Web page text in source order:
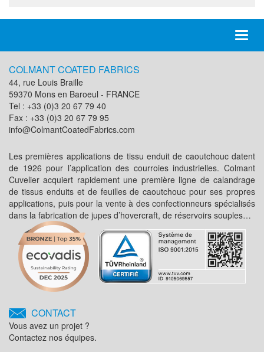
COLMANT COATED FABRICS
44, rue Louis Braille
59370 Mons en Baroeul - FRANCE
Tel : +33 (0)3 20 67 79 40
Fax : +33 (0)3 20 67 79 95
info@ColmantCoatedFabrics.com
Les premières applications de tissu enduit de caoutchouc datent
de 1926 pour l’application des courroies industrielles. Colmant
Cuvelier acquiert rapidement une première ligne de calandrage
de tissus enduits et de feuilles de caoutchouc pour ses propres
applications, puis pour la vente à des confectionneurs spécialisés
dans la fabrication de jupes d’hovercraft, de réservoirs souples…
CONTACT
Vous avez un projet ?
Contactez nos équipes.